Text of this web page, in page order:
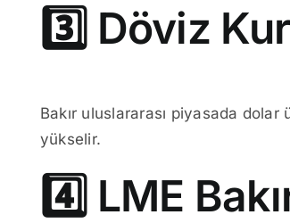
3️⃣ Döviz
Bakır uluslararası piyasada
yükselir.
4️⃣ LME